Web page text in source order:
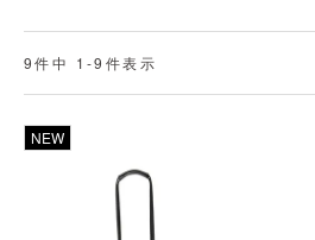
9件中 1-9 件表示
NEW